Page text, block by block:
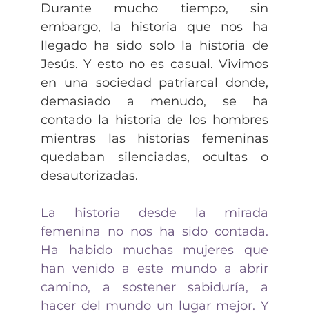
Durante mucho tiempo, sin
embargo, la historia que nos ha
llegado ha sido solo la historia de
Jesús. Y esto no es casual. Vivimos
en una sociedad patriarcal donde,
demasiado a menudo, se ha
contado la historia de los hombres
mientras las historias femeninas
quedaban silenciadas, ocultas o
desautorizadas.
La historia desde la mirada
femenina no nos ha sido contada.
Ha habido muchas mujeres que
han venido a este mundo a abrir
camino, a sostener sabiduría, a
hacer del mundo un lugar mejor. Y